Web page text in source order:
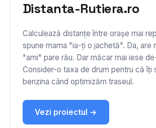
Distanta-Rutiera.ro
Calculează distanțe între orașe mai
spune mama "ia-ți o jachetă". Da, are
"ami" pare rău. Dar măcar mai iese
Consider-o taxa de drum pentru că îți
benzina când optimizăm traseul.
Vezi proiectul →